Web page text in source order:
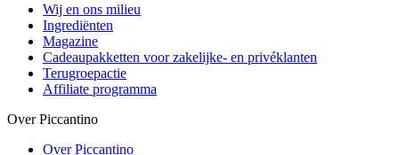
Wij en ons milieu
Ingrediënten
Magazine
Cadeaupakketten voor zakelijke- en privéklanten
Terugroepactie
Affiliate programma
Over Piccantino
Over Piccantino